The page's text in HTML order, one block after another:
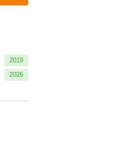
2019
2026